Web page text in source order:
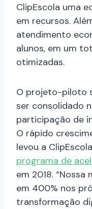
ClipEscola uma
em recursos.
atendimento
alunos, em um
otimizadas.
O projeto-piloto
ser consolidado
participação de
O rápido
levou a
programa de
em 2018.
em 400% nos
transformação